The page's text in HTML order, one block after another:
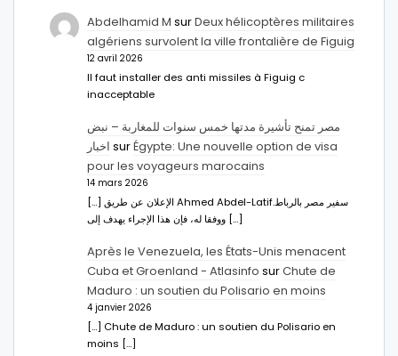
Abdelhamid M surDeux hélicoptères militaires
algériens survolent la ville frontalière de Figuig
12 avril 2026
Il faut installer des anti missiles à Figuig c
inacceptable
مصر تمنح تأشيرة مدتها خمس سنوات للمغاربة – نبض
اخبار surÉgypte: Une nouvelle option de visa
pour les voyageurs marocains
14 mars 2026
[…] الإعلان عن طريق Ahmed Abdel-Latifسفير مصر بالرباط.
ووفقا له، فإن هذا الإجراء يهدف إلى […]
Après le Venezuela, les États-Unis menacent
Cuba et Groenland - Atlasinfo surChute de
Maduro : un soutien du Polisario en moins
4 janvier 2026
[…] Chute de Maduro : un soutien du Polisario en
moins […]